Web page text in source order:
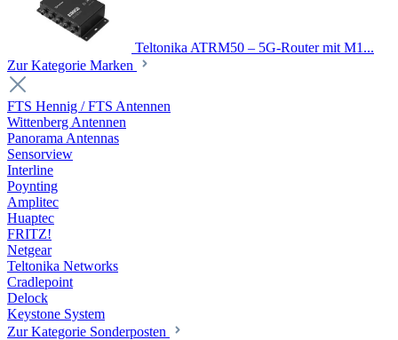
Teltonika ATRM50 – 5G-Router mit M1...
Zur Kategorie Marken
FTS Hennig / FTS Antennen
Wittenberg Antennen
Panorama Antennas
Sensorview
Interline
Poynting
Amplitec
Huaptec
FRITZ!
Netgear
Teltonika Networks
Cradlepoint
Delock
Keystone System
Zur Kategorie Sonderposten